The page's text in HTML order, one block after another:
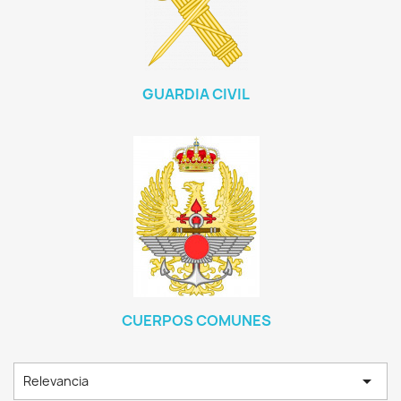
GUARDIA CIVIL
CUERPOS COMUNES
Relevancia 